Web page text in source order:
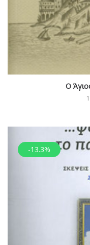
Ο
-13.3%